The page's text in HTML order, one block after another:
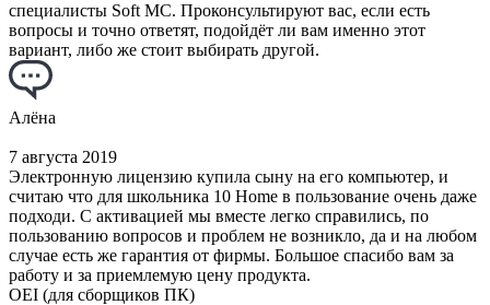
специалисты Soft МС. Проконсультируют вас, если есть
вопросы и точно ответят, подойдёт ли вам именно этот
вариант, либо же стоит выбирать другой.
Алёна
7 августа 2019
Электронную лицензию купила сыну на его компьютер, и
считаю что для школьника 10 Home в пользование очень даже
подходи. С активацией мы вместе легко справились, по
пользованию вопросов и проблем не возникло, да и на любом
случае есть же гарантия от фирмы. Большое спасибо вам за
работу и за приемлемую цену продукта.
OEI (для сборщиков ПК)